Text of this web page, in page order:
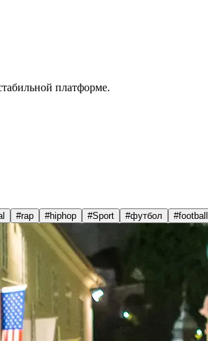
платформе.
#rap #hiphop #Sport #футбол #football